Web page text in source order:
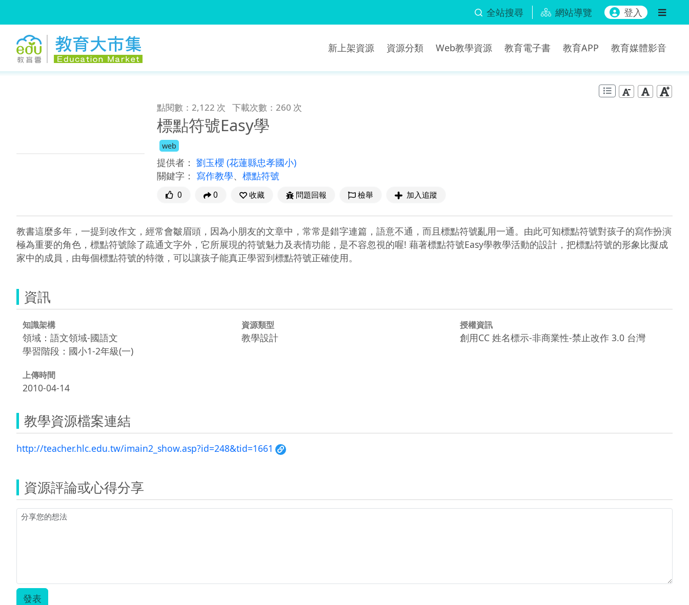
全站搜尋 網站導覽 登入
新上架資源 資源分類 Web教學資源 教育電子書 教育APP 教育媒體影音
點閱數：2,122 次 下載次數：260 次
標點符號Easy學
web
提供者： 劉玉櫻 (花蓮縣忠孝國小)
關鍵字： 寫作教學、 標點符號
0 0 收藏 問題回報 檢舉 加入追蹤
教書這麼多年，一提到改作文，經常會皺眉頭，因為小朋友的文章中，常常是錯字連篇，語意不通，而且標點符號亂用一通。由此可知標點符號對孩子的寫作扮演
極為重要的角色，標點符號除了疏通文字外，它所展現的符號魅力及表情功能，是不容忽視的喔! 藉著標點符號Easy學教學活動的設計，把標點符號的形象比擬成
家中的成員，由每個標點符號的特徵，可以讓孩子能真正學習到標點符號正確使用。
資訊
知識架構
領域：語文領域-國語文
學習階段：國小1-2年級(一)
資源類型
教學設計
授權資訊
創用CC 姓名標示-非商業性-禁止改作 3.0 台灣
上傳時間
2010-04-14
教學資源檔案連結
http://teacher.hlc.edu.tw/imain2_show.asp?id=248&tid=1661
資源評論或心得分享
發表